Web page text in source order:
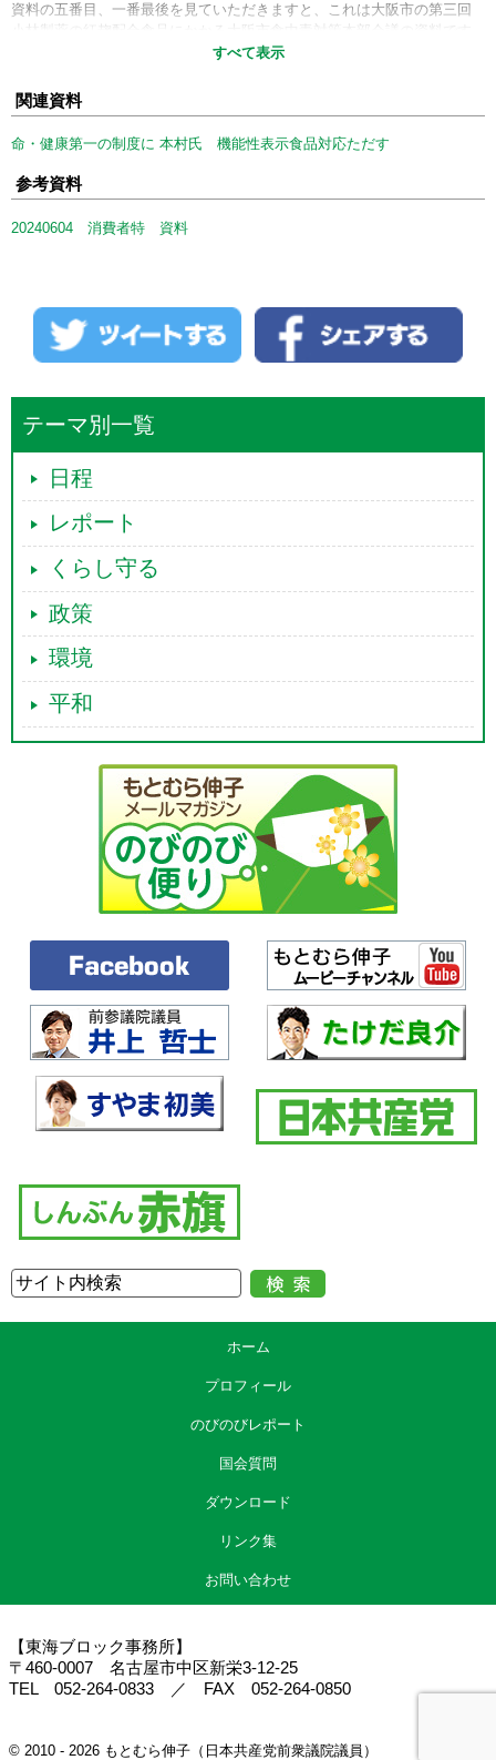
資料の五番目、一番最後を見ていただきますと、これは大阪市の第三回
小林製薬の紅麹配合食品にかかる大阪市食中毒対策本部会議の資料です
けれども、二〇二一年四月から紅麹コレステヘルプが販売を開始され
があるというふうになっております。
その点でお伺いをしたいんですけれども、小林製薬の三商品の被害は二
〇二三年十二月以前にも出ておりますけれども、その原因についてどの
ように分析をしているのか、まず、お伺いをしたいと思います。これは
厚生労働省、お願いします。
かか
わりませず、初診日は令和五年十二月から令和六年三月に集中している
ことから、対応する期間に製造された製品の原材料ロットについて分析
め分析を行っております。その結果、今回検出されております三つの化
合物のピークは確認されなかったところでございます。
○本村伸子
そうしますと、別の要因があるという理解でよろしいでしょうか。
○鳥井政府参考人
前提といたしまして、日本腎臓学会の調査は医師からの情報提供に基づ
くものである一方、大阪市の調査は患者本人からの状況に基づくもので
ございます。
厚労省は、原因究明といたしまして、日本腎臓学会のデータの方の病像
の把握に取り組んでおりまして、ただ、それ以外の時期についても確認
は行っているというところでございます。
○本村伸子
が五月十五日時点で解析をした二千五十症例を見ても発症時期は同様の
傾向であったというふうに書いてあるんですけれども、この大阪市の会
議の資料を見てみると、そうでもないということがございまして、やは
り正確に記すべきだというふうに思いますし、そして調査、研究、分析
をしっかりと二〇二三年十二月以前も行うべきだというふうに考えます
けれども、これは厚生労働副大臣、お願いしたいと思います。
お答えいたします。
先生御指摘の点でございますけれども、先ほど政府参考人が答弁いたし
ましたとおり、日本腎臓学会を通じて得られた百八十九の症例につきま
しては、これは摂取時期にかかわらず、医師が実際に診断をしました初
診日が令和五年十二月から令和六年三月に集中しているということを公
表し、表しているものでございます。
一方、大阪市の取りまとめにおきましては、これは患者本人からの申出
による発症時期でございまして、その差があることは我々も承知をして
おりますけれども、いずれにしましても、今後、大阪市の調査について
は、大阪市が引き続き分析を進めております、その進捗を注視をしてま
○本村伸子
二〇二三年十二月以前も健康被害の訴えがあるわけですから、国も徹底
今後の対応という中に、健康被害の情報提供の義務化というところもあ
るわけですけれども、線を引っ張っておきました。事業者、届出者は、
断したものに限るというふうになっております。ここは問題だというふ
た情報なども事業者が報告することに含むべきだというふうに思ってお
また、当該食品との因果関係が不明であっても速やかに消費者庁長官及
である食品表示基準における届出者の遵守事項とするというふうになっ
内、重篤等以外は三十日以内を想定しているのではないかというふうに
方もいらっしゃいます。重篤の方々がいらっしゃいます。同時に、重篤
の範疇にはならないであろうけれども、つらい思いをされている方々も
おられます。この十五日、三十日というのは遅過ぎるというふうに思う
刻も早く進めるためにも、もっと早く報告をするように義務づけるべき
だというふうに思いますし、報告をしなかった場合の罰則も設けるべき
だというふうに思っております。
すべて表示
関連資料
命・健康第一の制度に 本村氏 機能性表示食品対応ただす
参考資料
20240604 消費者特 資料
テーマ別一覧
日程
レポート
くらし守る
政策
環境
平和
ホーム
プロフィール
のびのびレポート
国会質問
ダウンロード
リンク集
お問い合わせ
【東海ブロック事務所】
〒460-0007 名古屋市中区新栄3-12-25
TEL 052-264-0833 ／ FAX 052-264-0850
© 2010 - 2026 もとむら伸子（日本共産党前衆議院議員）